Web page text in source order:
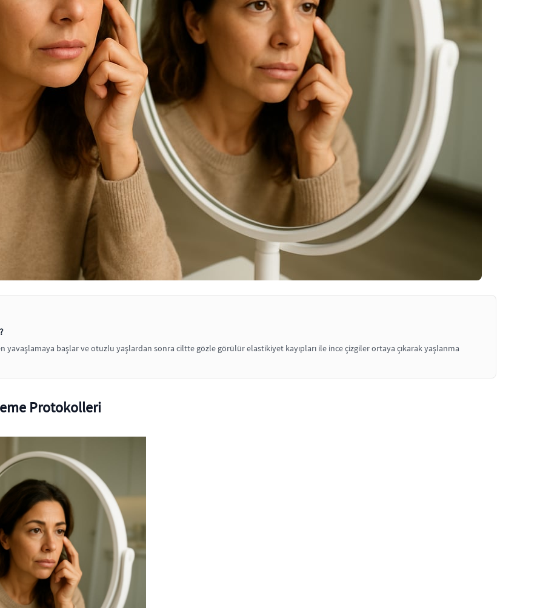
başlar ve otuzlu yaşlardan sonra ciltte gözle görülür elastikiyet kayıpları ile ince çizgiler ortaya çıkarak yaşlanma
Protokolleri